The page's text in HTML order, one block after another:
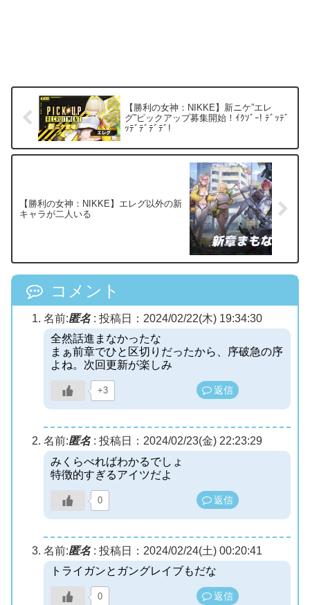
【勝利の女神：NIKKE】新ニケ”エレ
グ”ピックアップ募集開始！ｲｸｿﾞｰ! ﾃﾞｯﾃﾞ
ｯﾃﾞﾃﾞﾃﾞﾃﾞ!
【勝利の女神：NIKKE】エレグ以外の新
キャラが二人いる
コメント
名前:匿名: 投稿日：2024/02/22(木) 19:34:30
全然話進まなかったな
まぁ前章でひと区切りだったから、序破急の序
よね。次回更新が楽しみ
+3 返信
名前:匿名: 投稿日：2024/02/23(金) 22:23:29
みくらべればわかるでしょ
特徴的すぎるアイツだよ
0 返信
名前:匿名: 投稿日：2024/02/24(土) 00:20:41
トライガンとガングレイブもだな
0 返信